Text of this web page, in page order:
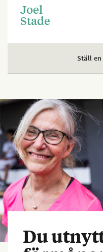
Joel
Stade
Ställ
Du